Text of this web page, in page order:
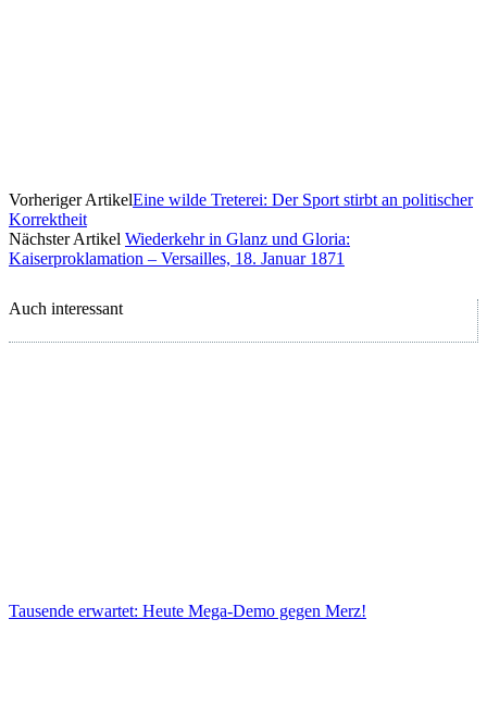
Vorheriger ArtikelEine wilde Treterei: Der Sport stirbt an politischer
Korrektheit
Nächster Artikel Wiederkehr in Glanz und Gloria:
Kaiserproklamation – Versailles, 18. Januar 1871
Auch interessant
Tausende erwartet: Heute Mega-Demo gegen Merz!